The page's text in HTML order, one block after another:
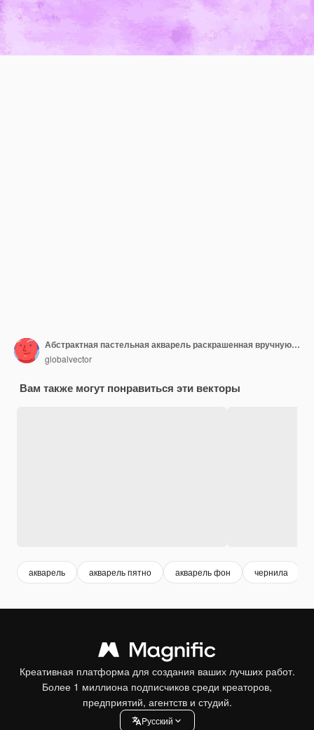
Абстрактная пастельная акварель раскрашенная вручную фоновая текстура.
globalvector
Вам также могут понравиться эти векторы
акварель акварель пятно акварель фон чернила
Креативная платформа для создания ваших лучших работ.
Более 1 миллиона подписчиков среди креаторов,
предприятий, агентств и студий.
Pусский